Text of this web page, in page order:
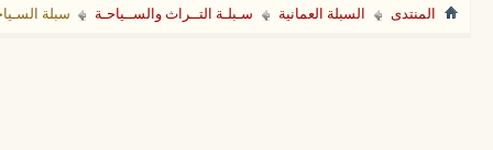
المنتدى السبلة العمانية سـبلـة التــراث والســياحـة سبلة